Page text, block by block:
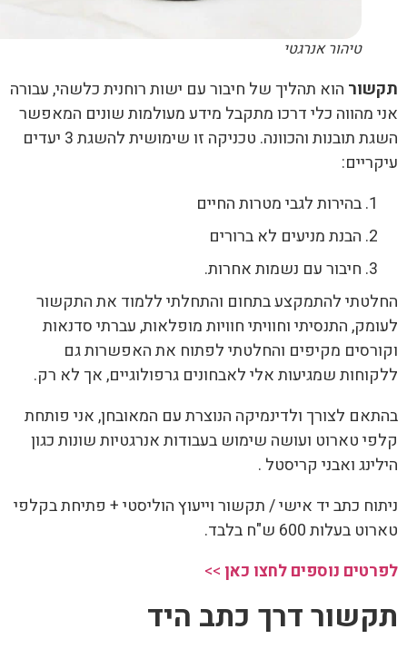
טיהור אנרגטי
הוא תהליך של חיבור עם ישות רוחנית כלשהי, עבורה
מהווה כלי דרכו מתקבל מידע מעולמות שונים המאפשר
השגת תובנות והכוונה. טכניקה זו שימושית להשגת 3 יעדים
בהירות לגבי מטרות החיים
הבנת מניעים לא ברורים
חיבור עם נשמות אחרות.
להתמקצע בתחום והתחלתי ללמוד את התקשור
התנסיתי וחוויתי חוויות מופלאות, עברתי סדנאות
מקיפים והחלטתי לפתוח את האפשרות גם
שמגיעות אלי לאבחונים גרפולוגיים, אך לא רק.
לצורך ולדינמיקה הנוצרת עם המאובחן, אני פותחת
טארוט ועושה שימוש בעבודות אנרגטיות שונות כגון
ואבני קריסטל .
כתב יד אישי / תקשור וייעוץ הוליסטי + פתיחת בקלפי
בעלות 600 ש"ח בלבד.
נוספים לחצו כאן >>
דרך כתב היד